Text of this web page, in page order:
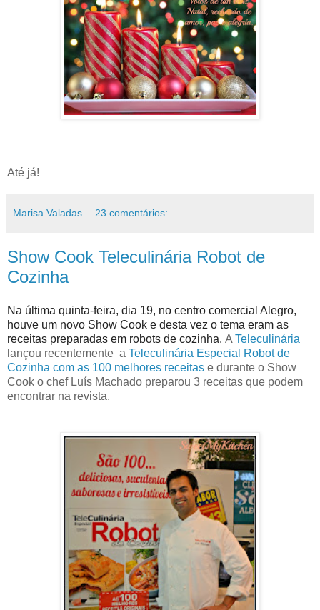
Até já!
Marisa Valadas 23 comentários:
Show Cook Teleculinária Robot de
Cozinha
Na última quinta-feira, dia 19, no centro comercial Alegro,
houve um novo Show Cook e desta vez o tema eram as
receitas preparadas em robots de cozinha. A Teleculinária
lançou recentemente a Teleculinária Especial Robot de
Cozinha com as 100 melhores receitas e durante o Show
Cook o chef Luís Machado preparou 3 receitas que podem
encontrar na revista.